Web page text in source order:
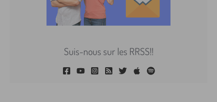
Suis-nous sur les RRSS!!